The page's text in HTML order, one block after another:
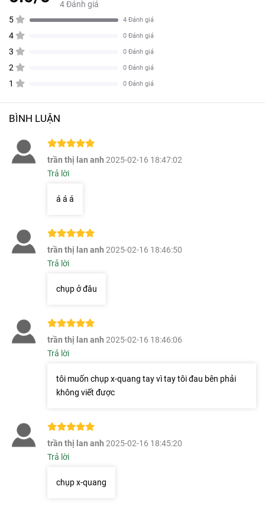
4 Đánh giá
5
4 Đánh giá
4 0 Đánh giá
3 0 Đánh giá
2 0 Đánh giá
1 0 Đánh giá
BÌNH LUẬN
trần thị lan anh 2025-02-16 18:47:02
Trả lời
á á á
trần thị lan anh 2025-02-16 18:46:50
Trả lời
chụp ở đâu
trần thị lan anh 2025-02-16 18:46:06
Trả lời
tôi muốn chụp x-quang tay vì tay tôi đau bên phải
không viết được
trần thị lan anh 2025-02-16 18:45:20
Trả lời
chụp x-quang